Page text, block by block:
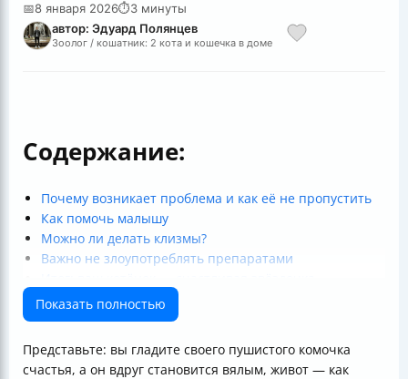
📅8 января 2026⏱3 минуты
автор: Эдуард Полянцев
Зоолог / кошатник: 2 кота и кошечка в доме
Содержание:
Почему возникает проблема и как её не пропустить
Как помочь малышу
Можно ли делать клизмы?
Важно не злоупотреблять препаратами
Показать полностью
Представьте: вы гладите своего пушистого комочка
счастья, а он вдруг становится вялым, живот — как